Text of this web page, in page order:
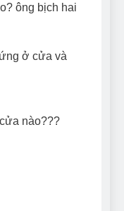
ông bịch hai
ở cửa và
nào???